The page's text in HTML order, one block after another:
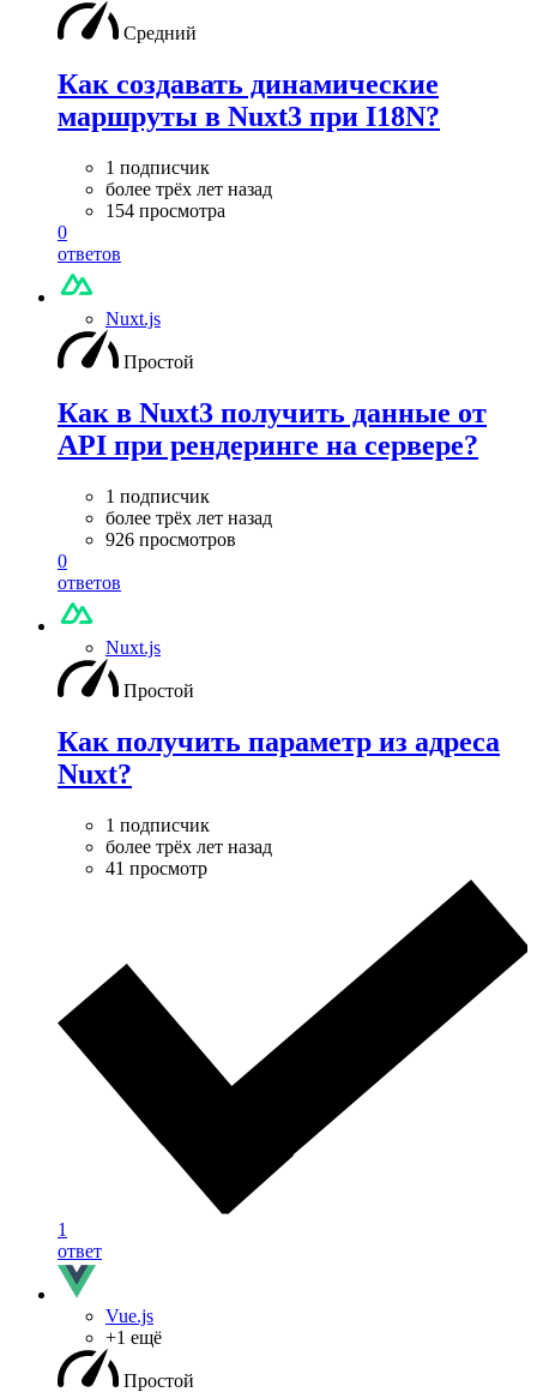
Средний
Как создавать динамические
маршруты в Nuxt3 при I18N?
1 подписчик
более трёх лет назад
154 просмотра
0
ответов
Nuxt.js
Простой
Как в Nuxt3 получить данные от
API при рендеринге на сервере?
1 подписчик
более трёх лет назад
926 просмотров
0
ответов
Nuxt.js
Простой
Как получить параметр из адреса
Nuxt?
1 подписчик
более трёх лет назад
41 просмотр
1
ответ
Vue.js
+1 ещё
Простой